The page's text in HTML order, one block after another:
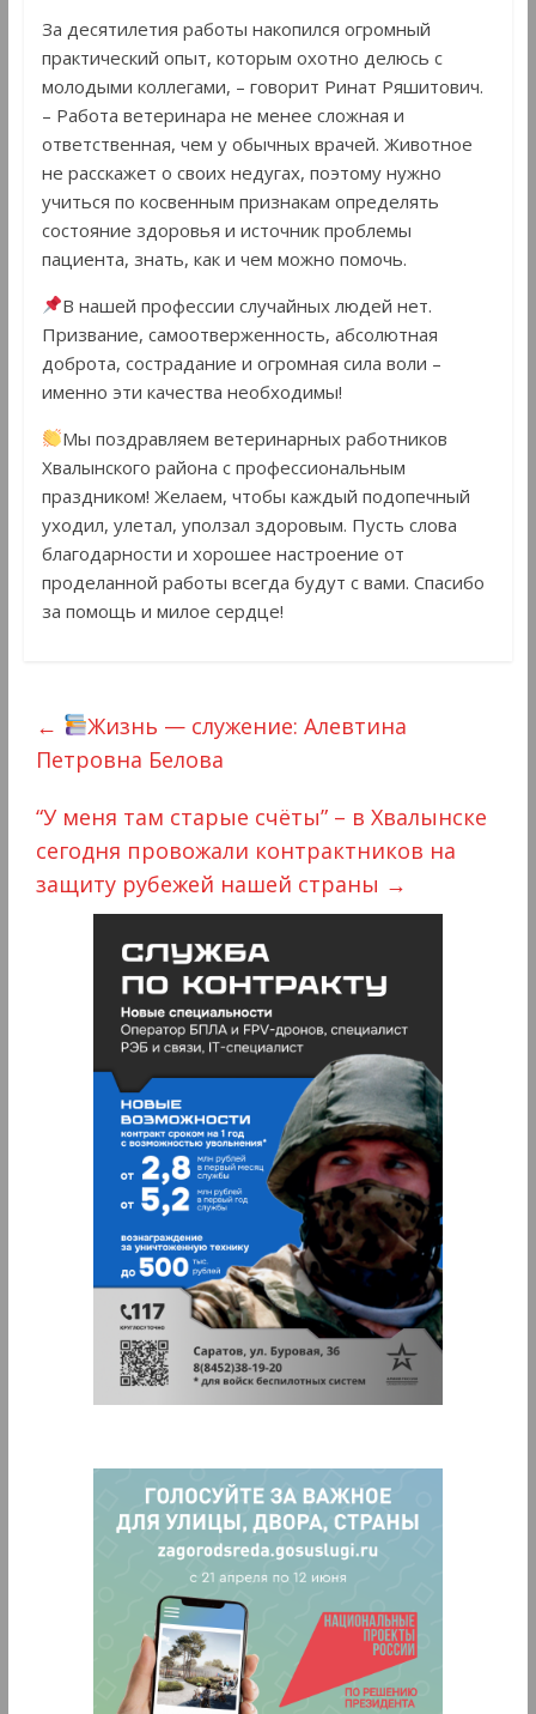
За десятилетия работы накопился огромный
практический опыт, которым охотно делюсь с
молодыми коллегами, – говорит Ринат Ряшитович.
– Работа ветеринара не менее сложная и
ответственная, чем у обычных врачей. Животное
не расскажет о своих недугах, поэтому нужно
учиться по косвенным признакам определять
состояние здоровья и источник проблемы
пациента, знать, как и чем можно помочь.
В нашей профессии случайных людей нет.
Призвание, самоотверженность, абсолютная
доброта, сострадание и огромная сила воли –
именно эти качества необходимы!
Мы поздравляем ветеринарных работников
Хвалынского района с профессиональным
праздником! Желаем, чтобы каждый подопечный
уходил, улетал, уползал здоровым. Пусть слова
благодарности и хорошее настроение от
проделанной работы всегда будут с вами. Спасибо
за помощь и милое сердце!
←
Жизнь — служение: Алевтина
Петровна Белова
“У меня там старые счёты” – в Хвалынске
сегодня провожали контрактников на
защиту рубежей нашей страны →